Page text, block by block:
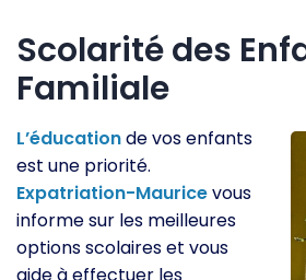
Scolarité des
Familiale
L’éducationde vos enfants
est une priorité.
Expatriation-Mauricevous
informe sur les meilleures
options scolaires et vous